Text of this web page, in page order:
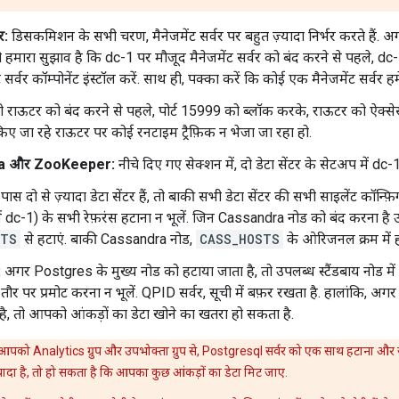
डिसकमिशन के सभी चरण, मैनेजमेंट सर्वर पर बहुत ज़्यादा निर्भर करते हैं.
हमारा सुझाव है कि dc-1 पर मौजूद मैनेजमेंट सर्वर को बंद करने से पहले,
कॉम्पोनेंट इंस्टॉल करें. साथ ही, पक्का करें कि कोई एक मैनेजमेंट सर्वर
राऊटर को बंद करने से पहले, पोर्ट 15999 को ब्लॉक करके, राऊटर को
जा रहे राऊटर पर कोई रनटाइम ट्रैफ़िक न भेजा जा रहा हो.
और ZooKeeper: नीचे दिए गए सेक्शन में, दो डेटा सेंटर के सेटअप में dc-
दो से ज़्यादा डेटा सेंटर हैं, तो बाकी सभी डेटा सेंटर की सभी साइलेंट
1) के सभी रेफ़रंस हटाना न भूलें. जिन Cassandra नोड को बंद करना है
से हटाएं. बाकी Cassandra नोड, CASS_HOSTS के ओरिजनल क्रम में
अगर Postgres के मुख्य नोड को हटाया जाता है, तो उपलब्ध स्टैंडबाय
पर प्रमोट करना न भूलें. QPID सर्वर, सूची में बफ़र रखता है. हालांकि,
तो आपको आंकड़ों का डेटा खोने का खतरा हो सकता है.
Analytics ग्रुप और उपभोक्ता ग्रुप से, Postgresql सर्वर को एक साथ हटाना और
है, तो हो सकता है कि आपका कुछ आंकड़ों का डेटा मिट जाए.